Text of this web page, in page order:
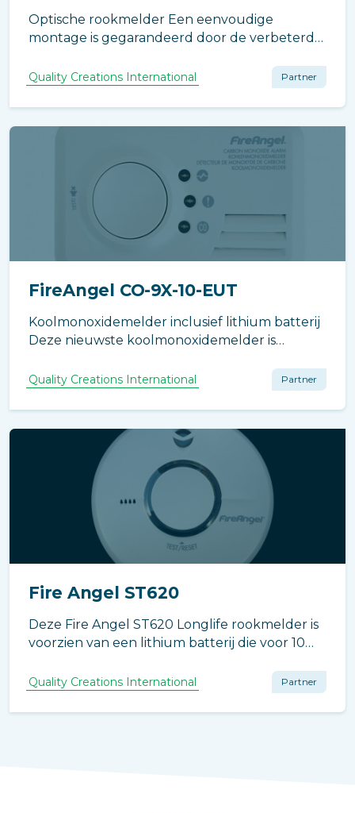
Optische rookmelder Een eenvoudige
montage is gegarandeerd door de verbeterde
ST622 beschikt over grote testknop voor
onderdrukking van alarm- en bijna-leeg-
batterij signaal.
Quality Creations International Partner
FireAngel CO-9X-10-EUT
Koolmonoxidemelder inclusief lithium batterij
Deze nieuwste koolmonoxidemelder is
voor een betrouwbare melding bij een te
Quality Creations International Partner
Fire Angel ST620
Deze Fire Angel ST620 Longlife rookmelder is
voorzien van een lithium batterij die voor 10
Quality Creations International Partner